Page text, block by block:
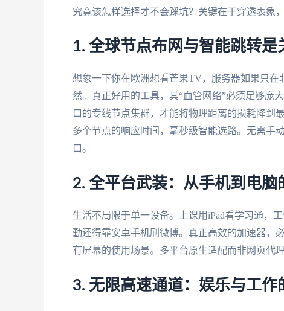
究竟该怎样选择才不会踩坑？关键在于穿透表象
1. 全球节点布网与智能跳转是
想象一下你在欧洲想看芒果TV，服务器如果只
然。真正好用的工具，其“血管网络”必须足够庞
口的专线节点集群，才能将物理距离的损耗降到
多个节点的响应时间，毫秒级智能选路。无需手
口。
2. 全平台武装：从手机到电脑
生活不局限于单一设备。上课用iPad看学习通，
勤还得靠安卓手机刷微博。真正高效的加速器，
有屏幕的使用场景。多平台原生适配而非网页代
3. 无限高速通道：娱乐与工作